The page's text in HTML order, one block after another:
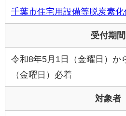
千葉市住宅用設備等脱炭素
受付期間
令和8年5月1日（金曜日）か
（金曜日）必着
対象者